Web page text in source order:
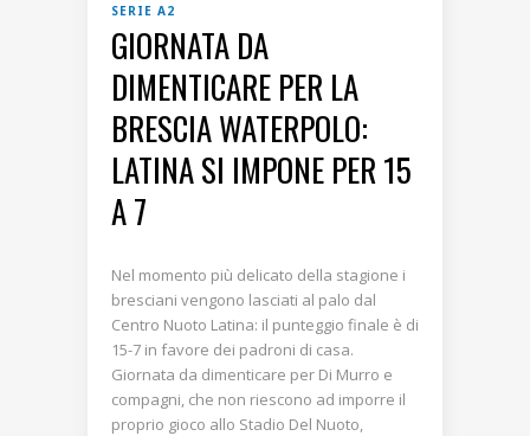
SERIE A2
GIORNATA DA
DIMENTICARE PER LA
BRESCIA WATERPOLO:
LATINA SI IMPONE PER 15
A 7
Nel momento più delicato della stagione i
bresciani vengono lasciati al palo dal
Centro Nuoto Latina: il punteggio finale è di
15-7 in favore dei padroni di casa.
Giornata da dimenticare per Di Murro e
compagni, che non riescono ad imporre il
proprio gioco allo Stadio Del Nuoto,